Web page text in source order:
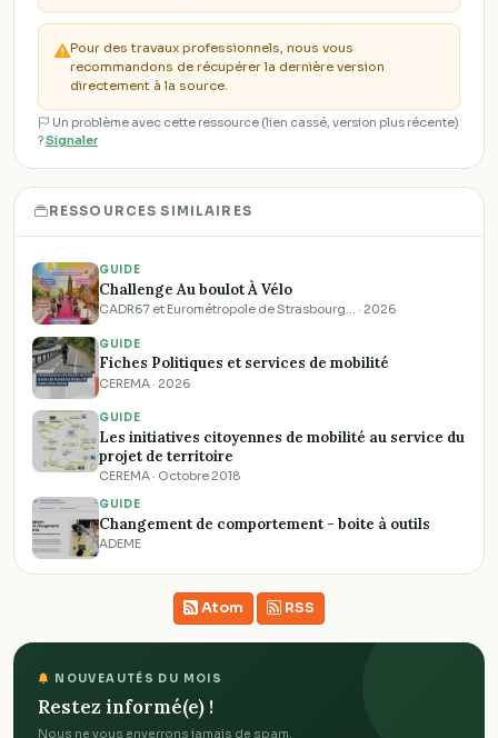
Pour des travaux professionnels, nous vous
recommandons de récupérer la dernière version
directement à la source.
Un problème avec cette ressource (lien cassé, version plus récente)
?Signaler
RESSOURCES SIMILAIRES
GUIDE
Challenge Au boulot À Vélo
CADR67 et Eurométropole de Strasbourg… · 2026
GUIDE
Fiches Politiques et services de mobilité
CEREMA · 2026
GUIDE
Les initiatives citoyennes de mobilité au service du
projet de territoire
CEREMA · Octobre 2018
GUIDE
Changement de comportement - boite à outils
ADEME
Atom RSS
NOUVEAUTÉS DU MOIS
Restez informé(e) !
Nous ne vous enverrons jamais de spam.